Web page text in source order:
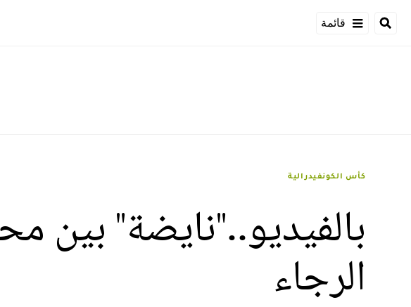
قائمة
كأس الكونفيدرالية
بالفيديو.."نايضة" بين
الرجاء